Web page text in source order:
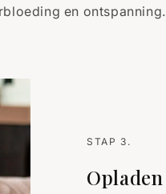
en ontspanning.
STAP 3.